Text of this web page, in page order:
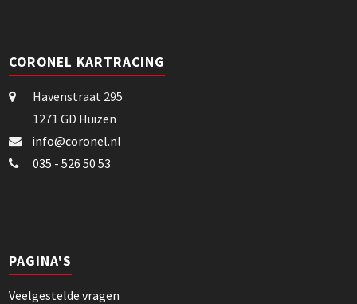
CORONEL KARTRACING
Havenstraat 295
1271 GD Huizen
info@coronel.nl
035 - 526 50 53
PAGINA'S
Veelgestelde vragen